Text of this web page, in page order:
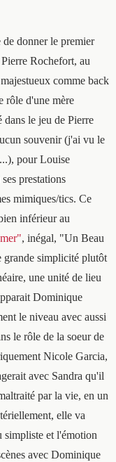
donner le premier
Rochefort, au
comme back
rôle d'une mère
le jeu de Pierre
souvenir (j'ai vu le
pour Louise
prestations
mimiques/tics. Ce
inférieur au
, inégal, "Un Beau
grande simplicité plutôt
une unité de lieu
Dominique
le niveau avec aussi
le rôle de la soeur de
Nicole Garcia,
avec Sandra qu'il
par la vie, en un
elle va
simpliste et l'émotion
avec Dominique